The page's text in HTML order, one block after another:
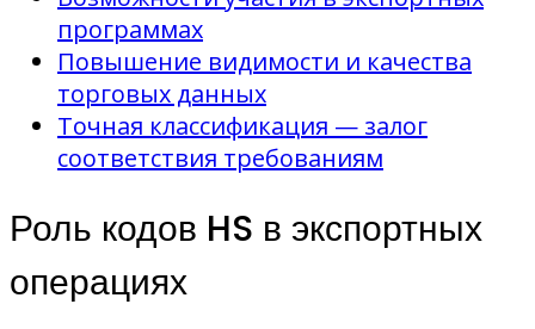
программах
Повышение видимости и качества
торговых данных
Точная классификация — залог
соответствия требованиям
Роль кодов HS в экспортных
операциях